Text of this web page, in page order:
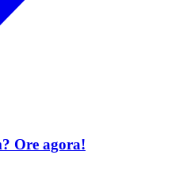
Ore agora!